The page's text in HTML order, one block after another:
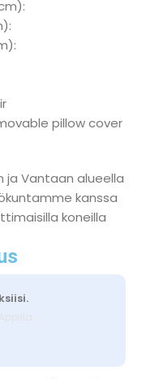
pillow cover
ja Vantaan alueella
kanssa
koneilla